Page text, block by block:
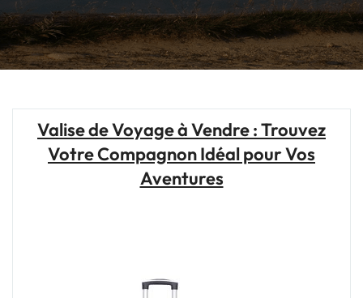
Valise de Voyage à Vendre : Trouvez
Votre Compagnon Idéal pour Vos
Aventures